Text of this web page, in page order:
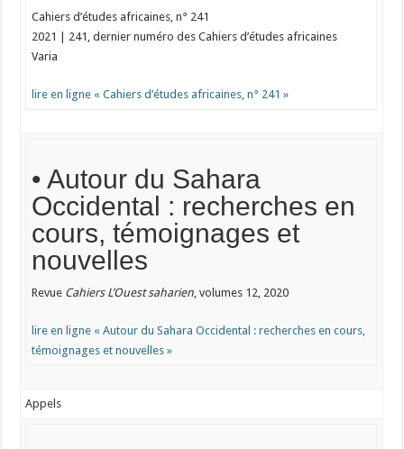
Cahiers d’études africaines, n° 241
2021 | 241, dernier numéro des Cahiers d’études africaines
Varia
lire en ligne « Cahiers d’études africaines, n° 241 »
• Autour du Sahara
Occidental : recherches en
cours, témoignages et
nouvelles
Revue Cahiers L’Ouest saharien, volumes 12, 2020
lire en ligne « Autour du Sahara Occidental : recherches en cours,
témoignages et nouvelles »
Appels